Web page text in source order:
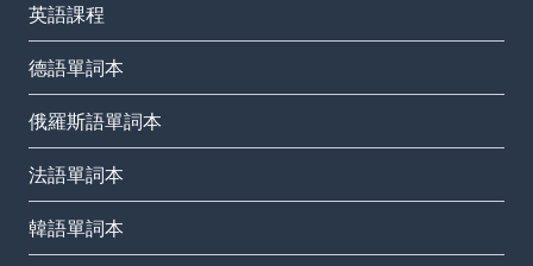
英語課程
德語單詞本
俄羅斯語單詞本
法語單詞本
韓語單詞本